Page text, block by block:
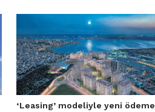
‘Leasing’ modeliyle yeni ödeme